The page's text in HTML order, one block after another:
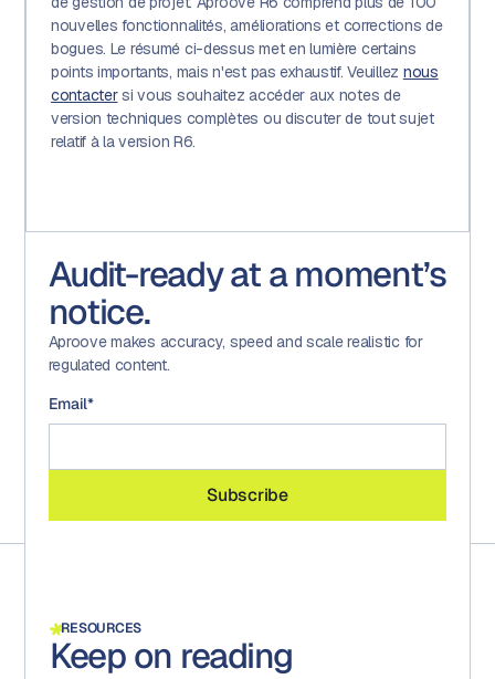
nouvelles fonctionnalités, améliorations et corrections de
bogues. Le résumé ci-dessus met en lumière certains
points importants, mais n'est pas exhaustif. Veuillez nous
contactersi vous souhaitez accéder aux notes de
version techniques complètes ou discuter de tout sujet
relatif à la version R6.
Audit-ready at a moment’s
notice.
Aproove makes accuracy, speed and scale realistic for
regulated content.
Email*
RESOURCES
Keep on reading